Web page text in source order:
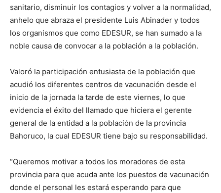
sanitario, disminuir los contagios y volver a la normalidad,
anhelo que abraza el presidente Luis Abinader y todos
los organismos que como EDESUR, se han sumado a la
noble causa de convocar a la población a la población.
Valoró la participación entusiasta de la población que
acudió los diferentes centros de vacunación desde el
inicio de la jornada la tarde de este viernes, lo que
evidencia el éxito del llamado que hiciera el gerente
general de la entidad a la población de la provincia
Bahoruco, la cual EDESUR tiene bajo su responsabilidad.
“Queremos motivar a todos los moradores de esta
provincia para que acuda ante los puestos de vacunación
donde el personal les estará esperando para que